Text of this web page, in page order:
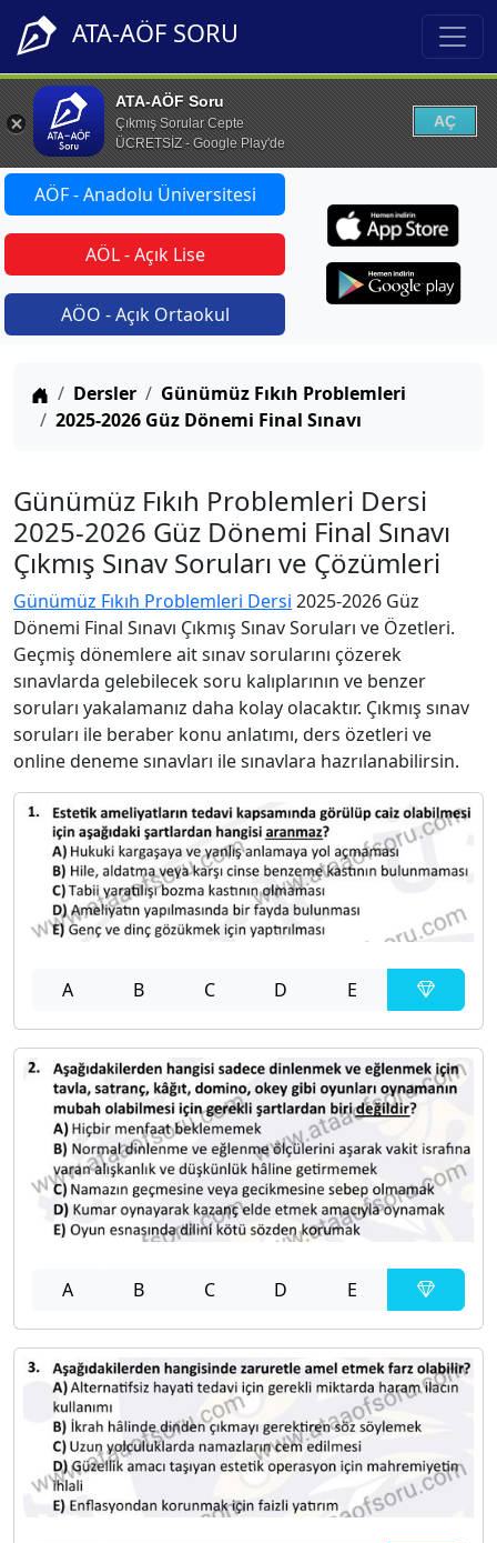
ATA-AÖF SORU
ATA-AÖF Soru
Çıkmış Sorular Cepte
ÜCRETSİZ - Google Play'de
AÇ
AÖF - Anadolu Üniversitesi
AÖL - Açık Lise
AÖO - Açık Ortaokul
Anasayfa
Dersler
Günümüz Fıkıh Problemleri
2025-2026 Güz Dönemi Final Sınavı
Günümüz Fıkıh Problemleri Dersi
2025-2026 Güz Dönemi Final Sınavı
Çıkmış Sınav Soruları ve Çözümleri
Günümüz Fıkıh Problemleri Dersi 2025-2026 Güz
Dönemi Final Sınavı Çıkmış Sınav Soruları ve Özetleri.
Geçmiş dönemlere ait sınav sorularını çözerek
sınavlarda gelebilecek soru kalıplarının ve benzer
soruları yakalamanız daha kolay olacaktır. Çıkmış sınav
soruları ile beraber konu anlatımı, ders özetleri ve
online deneme sınavları ile sınavlara hazrılanabilirsin.
A B C D E
A B C D E